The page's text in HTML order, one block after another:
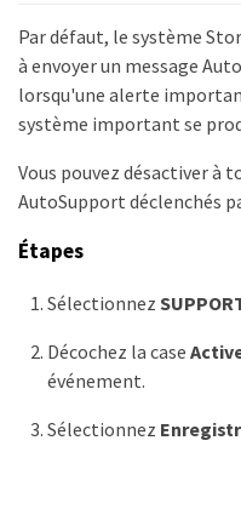
Par défaut, le système
à envoyer un message
lorsqu'une alerte
système important se
Vous pouvez désactiver à
AutoSupport déclenchés
Étapes
Sélectionnez
Décochez la case
événement.
Sélectionnez